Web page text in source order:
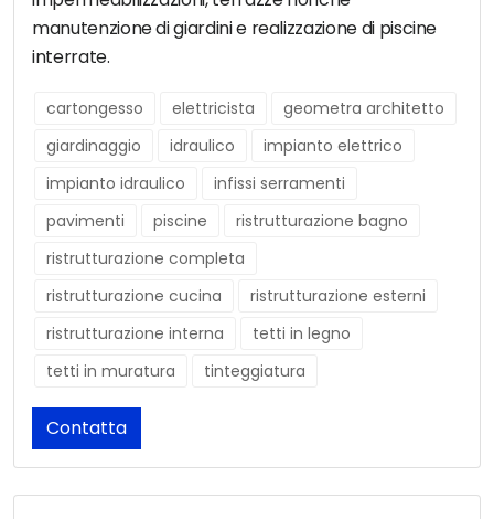
manutenzione di giardini e realizzazione di piscine
interrate.
cartongesso elettricista
geometra architetto
giardinaggio
idraulico
impianto elettrico
impianto idraulico
infissi serramenti
pavimenti
piscine
ristrutturazione bagno
ristrutturazione completa
ristrutturazione cucina
ristrutturazione esterni
ristrutturazione interna
tetti in legno
tetti in muratura
tinteggiatura
Contatta